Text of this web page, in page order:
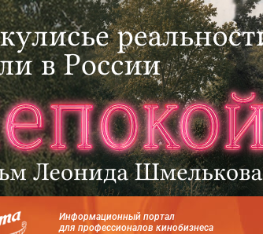
Информационный портал
для профессионалов кинобизнеса